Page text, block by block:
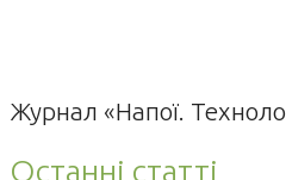
Журнал «Напої.
Останні статті